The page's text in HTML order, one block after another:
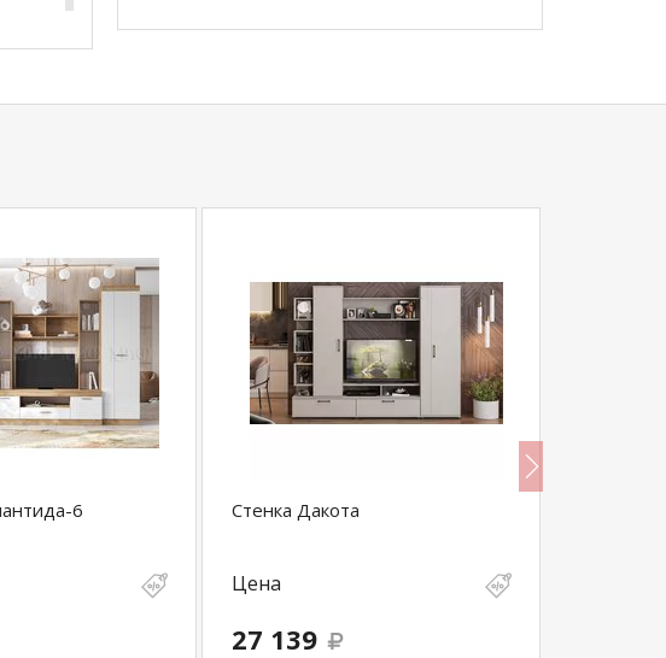
6 Стенка Дакота
Цена
27 139